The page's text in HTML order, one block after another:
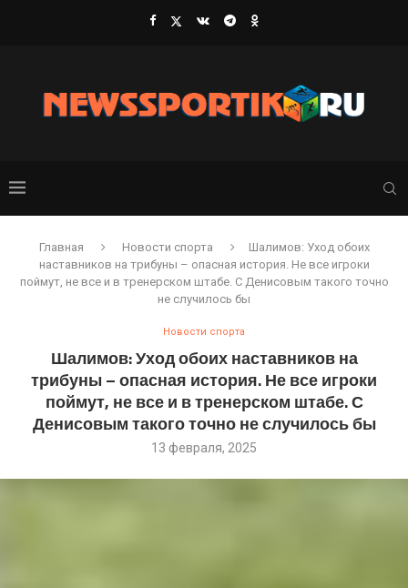
Главная Новости спорта
Шалимов: Уход обоих
наставников на трибуны – опасная история. Не все игроки
поймут, не все и в тренерском штабе. С Денисовым такого точно
не случилось бы
Новости спорта
Шалимов: Уход обоих наставников на
трибуны – опасная история. Не все игроки
поймут, не все и в тренерском штабе. С
Денисовым такого точно не случилось бы
13 февраля, 2025